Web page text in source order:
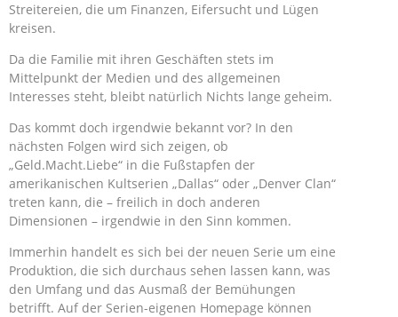
Streitereien, die um Finanzen, Eifersucht und Lügen
kreisen.
Da die Familie mit ihren Geschäften stets im
Mittelpunkt der Medien und des allgemeinen
Interesses steht, bleibt natürlich Nichts lange geheim.
Das kommt doch irgendwie bekannt vor? In den
nächsten Folgen wird sich zeigen, ob
„Geld.Macht.Liebe“ in die Fußstapfen der
amerikanischen Kultserien „Dallas“ oder „Denver Clan“
treten kann, die – freilich in doch anderen
Dimensionen – irgendwie in den Sinn kommen.
Immerhin handelt es sich bei der neuen Serie um eine
Produktion, die sich durchaus sehen lassen kann, was
den Umfang und das Ausmaß der Bemühungen
betrifft. Auf der Serien-eigenen Homepage können